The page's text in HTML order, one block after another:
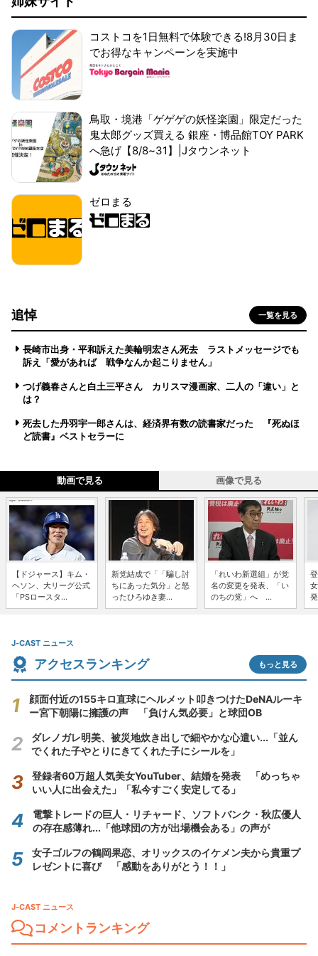
コストコを1日無料で体験できる!8月30日ま
でお得なキャンペーンを実施中
鳥取・境港「ゲゲゲの妖怪楽園」限定だった
鬼太郎グッズ買える 銀座・博品館TOY PARK
へ急げ【8/8~31】|Jタウンネット
ゼロまる
追悼 一覧を見る
長崎市出身・平和訴えた美輪明宏さん死去 ラストメッセージでも
訴え「愛があれば 戦争なんか起こりません」
つげ義春さんと白土三平さん カリスマ漫画家、二人の「違い」と
は？
死去した丹羽宇一郎さんは、経済界有数の読書家だった 『死ぬほ
ど読書』ベストセラーに
動画で見る 画像で見る
【ドジャース】キム・
ヘソン、大リーグ公式
「PSロースタ...
新党結成で「「騙し討
ちにあった気分」と怒
ったひろゆき妻...
「れいわ新選組」が党
名の変更を発表、「い
のちの党」へ ...
J-CAST ニュース
アクセスランキング もっと見る
顔面付近の155キロ直球にヘルメット叩きつけたDeNAルーキ
ー宮下朝陽に擁護の声 「負けん気必要」と球団OB
ダレノガレ明美、被災地炊き出しで細やかな心遣い...「並ん
でくれた子やとりにきてくれた子にシールを」
登録者60万超人気美女YouTuber、結婚を発表 「めっちゃ
いい人に出会えた」「私今すごく安定してる」
電撃トレードの巨人・リチャード、ソフトバンク・秋広優人
の存在感薄れ...「他球団の方が出場機会ある」の声が
女子ゴルフの鶴岡果恋、オリックスのイケメン夫から貴重プ
レゼントに喜び 「感動をありがとう！！」
J-CAST ニュース
コメントランキング